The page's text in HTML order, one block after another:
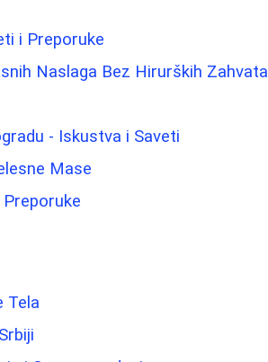
i Preporuke
Naslaga Bez Hirurških Zahvata
- Iskustva i Saveti
Mase
Tela